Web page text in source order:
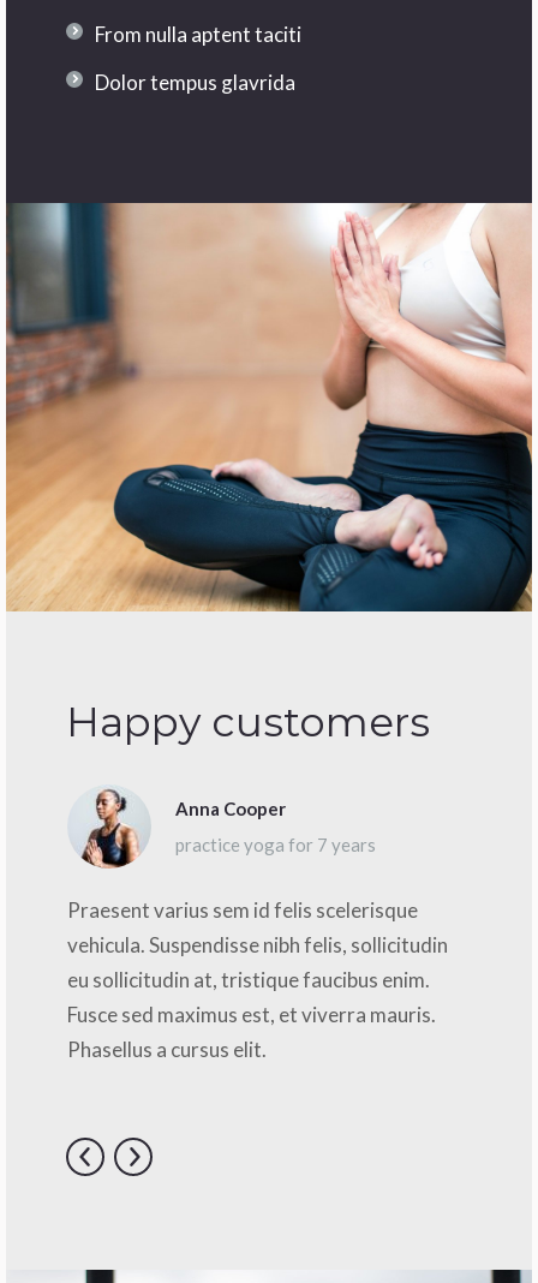
From nulla aptent taciti
Dolor tempus glavrida
Happy customers
Anna Cooper
practice yoga for 7 years
Praesent varius sem id felis scelerisque
vehicula. Suspendisse nibh felis, sollicitudin
eu sollicitudin at, tristique faucibus enim.
Fusce sed maximus est, et viverra mauris.
Phasellus a cursus elit.